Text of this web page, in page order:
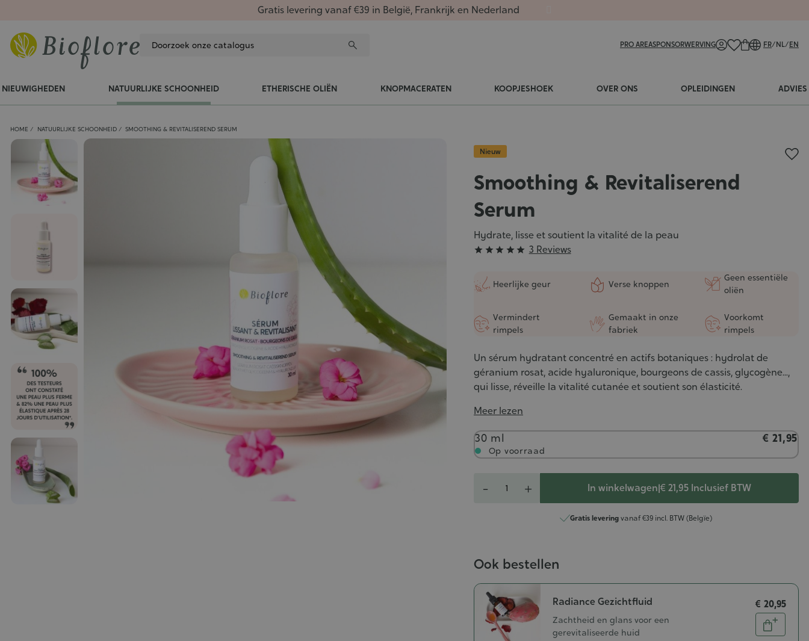
Gratis levering vanaf €39 in België, Frankrijk en Nederland
PRO AREASPONSORWERVING FR/NL/EN
NIEUWIGHEDEN NATUURLIJKE SCHOONHEID ETHERISCHE OLIËN KNOPMACERATEN KOOPJESHOEK OVER ONS OPLEIDINGEN ADVIES
HOME NATUURLIJKE SCHOONHEID SMOOTHING & REVITALISEREND SERUM
Nieuw
Smoothing & Revitaliserend
Serum
Hydrate, lisse et soutient la vitalité de la peau
Grade
5/5
     3 Reviews
Heerlijke geur Verse knoppen
Geen essentiële
oliën
Vermindert
rimpels
Gemaakt in onze
fabriek
Voorkomt
rimpels
Un sérum hydratant concentré en actifs botaniques : hydrolat de
géranium rosat, acide hyaluronique, bourgeons de cassis, glycogène...,
qui lisse, réveille la vitalité cutanée et soutient son élasticité.
Meer lezen
Inhoud
30 ml € 21,95
Op voorraad
- + In winkelwagen|€ 21,95 Inclusief BTW
Gratis leveringvanaf €39 incl. BTW (Belgïe)
Ook bestellen
Radiance Gezichtfluid
Zachtheid en glans voor een
gerevitaliseerde huid
€ 20,95
Aantal
In